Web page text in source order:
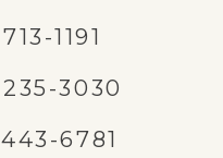
1191
3030
6781